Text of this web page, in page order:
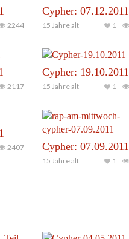
2244
Cypher: 07.12.2011
15 Jahre alt 1
2117
Cypher: 19.10.2011
15 Jahre alt 1
2407 Cypher: 07.09.2011
15 Jahre alt 1